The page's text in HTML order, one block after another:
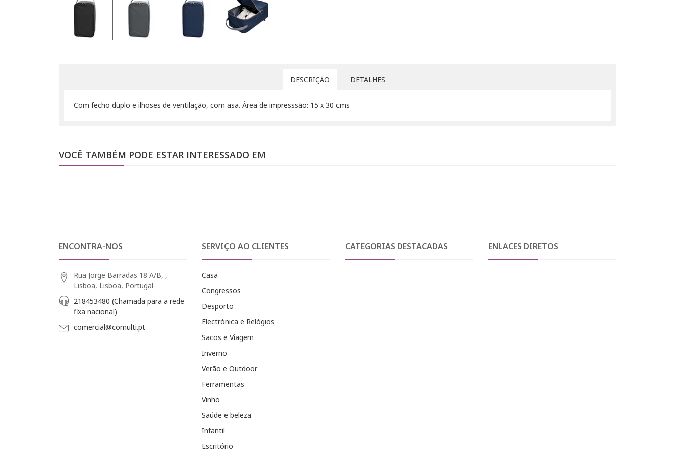
DESCRIÇÃO DETALHES
Com fecho duplo e ilhoses de ventilação, com asa. Área de impresssão: 15 x 30 cms
VOCÊ TAMBÉM PODE ESTAR INTERESSADO EM
ENCONTRA-NOS
Rua Jorge Barradas 18 A/B, ,
Lisboa, Lisboa, Portugal
218453480 (Chamada para a rede
fixa nacional)
comercial@comulti.pt
SERVIÇO AO CLIENTES
Casa
Congressos
Desporto
Electrónica e Relógios
Sacos e Viagem
Inverno
Verão e Outdoor
Ferramentas
Vinho
Saúde e beleza
Infantil
Escritório
CATEGORIAS DESTACADAS ENLACES DIRETOS